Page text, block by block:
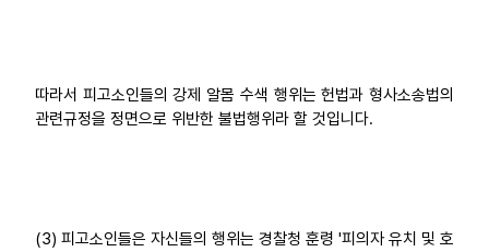
따라서 피고소인들의 강제 알몸 수색 행위는 헌법과 형사소송법의
관련규정을 정면으로 위반한 불법행위라 할 것입니다.
(3) 피고소인들은 자신들의 행위는 경찰청 훈령 '피의자 유치 및 호